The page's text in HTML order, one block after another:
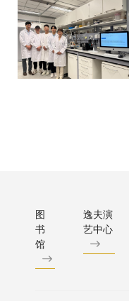
图
书
馆
逸夫演
艺中心